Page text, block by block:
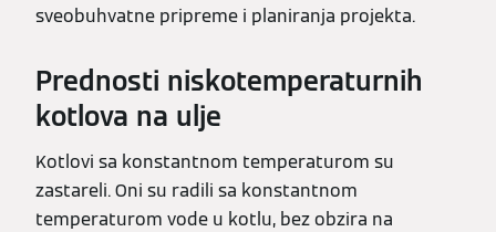
sveobuhvatne pripreme i planiranja projekta.
Prednosti niskotemperaturnih
kotlova na ulje
Kotlovi sa konstantnom temperaturom su
zastareli. Oni su radili sa konstantnom
temperaturom vode u kotlu, bez obzira na